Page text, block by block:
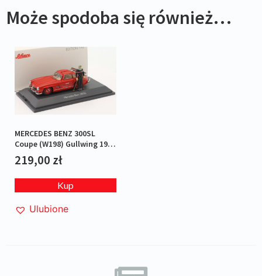
Może spodoba się również…
MERCEDES BENZ 300SL
Coupe (W198) Gullwing 1954
w/Ski + figurka
219,00 zł
Kup
Ulubione